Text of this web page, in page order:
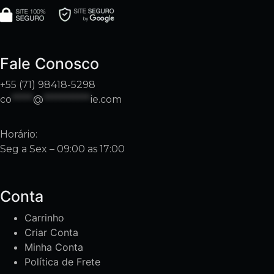
Fale Conosco
+55 (71) 98418-5298
co
@ ie.com
Horário:
Seg a Sex – 09:00 as 17:00
Conta
Carrinho
Criar Conta
Minha Conta
Política de Frete